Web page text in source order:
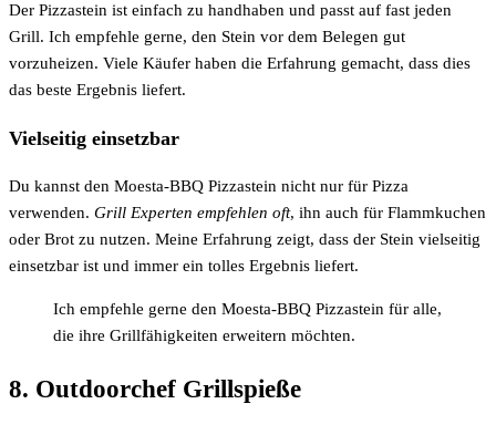
Der Pizzastein ist einfach zu handhaben und passt auf fast jeden
Grill. Ich empfehle gerne, den Stein vor dem Belegen gut
vorzuheizen. Viele Käufer haben die Erfahrung gemacht, dass dies
das beste Ergebnis liefert.
Vielseitig einsetzbar
Du kannst den Moesta-BBQ Pizzastein nicht nur für Pizza
verwenden. Grill Experten empfehlen oft, ihn auch für Flammkuchen
oder Brot zu nutzen. Meine Erfahrung zeigt, dass der Stein vielseitig
einsetzbar ist und immer ein tolles Ergebnis liefert.
Ich empfehle gerne den Moesta-BBQ Pizzastein für alle,
die ihre Grillfähigkeiten erweitern möchten.
8. Outdoorchef Grillspieße